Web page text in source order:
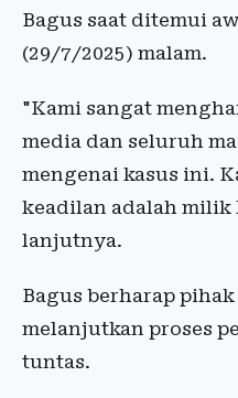
Bagus saat ditemui
(29/7/2025) malam.
"Kami sangat
media dan seluruh
mengenai kasus ini.
keadilan adalah milik
lanjutnya.
Bagus berharap
melanjutkan proses
tuntas.